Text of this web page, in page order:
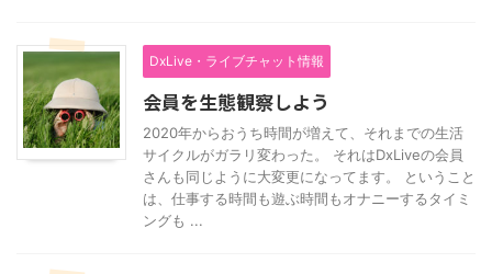
DxLive・ライブチャット情報
会員を生態観察しよう
2020年からおうち時間が増えて、それまでの生活
サイクルがガラリ変わった。 それはDxLiveの会員
さんも同じように大変更になってます。 ということ
は、仕事する時間も遊ぶ時間もオナニーするタイミ
ングも ...